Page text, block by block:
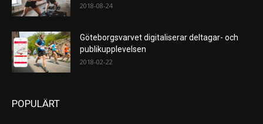
2018-08-24
Göteborgsvarvet digitaliserar deltagar- och
publikupplevelsen
2018-02-22
POPULÄRT